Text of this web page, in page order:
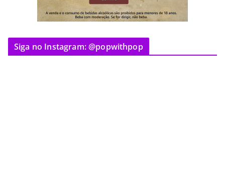
Siga no Instagram: @popwithpop